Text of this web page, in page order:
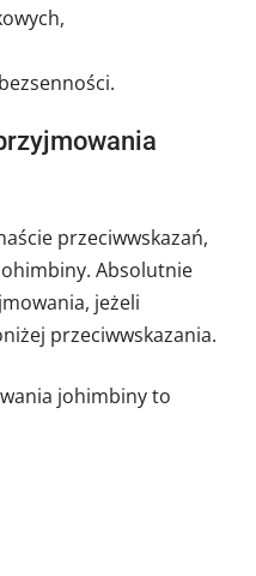
przeciwwskazań,
Absolutnie
jeżeli
przeciwwskazania.
johimbiny to